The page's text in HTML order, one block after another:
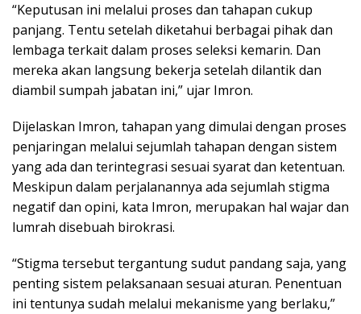
“Keputusan ini melalui proses dan tahapan cukup
panjang. Tentu setelah diketahui berbagai pihak dan
lembaga terkait dalam proses seleksi kemarin. Dan
mereka akan langsung bekerja setelah dilantik dan
diambil sumpah jabatan ini,” ujar Imron.
Dijelaskan Imron, tahapan yang dimulai dengan proses
penjaringan melalui sejumlah tahapan dengan sistem
yang ada dan terintegrasi sesuai syarat dan ketentuan.
Meskipun dalam perjalanannya ada sejumlah stigma
negatif dan opini, kata Imron, merupakan hal wajar dan
lumrah disebuah birokrasi.
“Stigma tersebut tergantung sudut pandang saja, yang
penting sistem pelaksanaan sesuai aturan. Penentuan
ini tentunya sudah melalui mekanisme yang berlaku,”